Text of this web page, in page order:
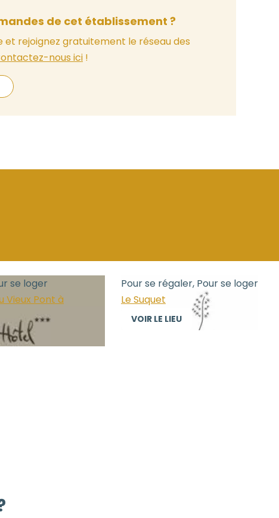
de cet établissement ?
et rejoignez gratuitement le réseau des
nous ici !
se loger
Vieux Pont à
Pour se régaler, Pour se loger
Le Suquet
VOIR LE LIEU